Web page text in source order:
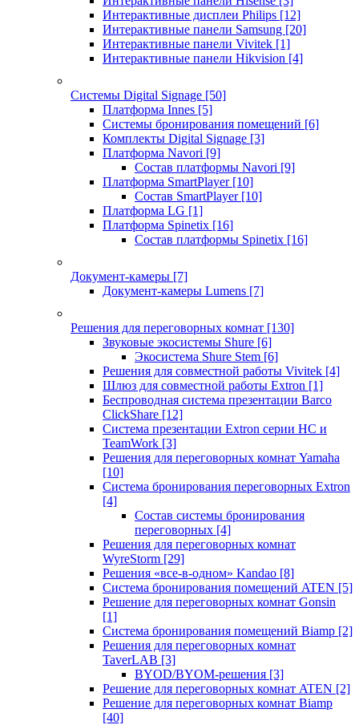
Интерактивные дисплеи Philips [12]
Интерактивные панели Samsung [20]
Интерактивные панели Vivitek [1]
Интерактивные панели Hikvision [4]
Системы Digital Signage [50]
Платформа Innes [5]
Системы бронирования помещений [6]
Комплекты Digital Signage [3]
Платформа Navori [9]
Состав платформы Navori [9]
Платформа SmartPlayer [10]
Состав SmartPlayer [10]
Платформа LG [1]
Платформа Spinetix [16]
Состав платформы Spinetix [16]
Документ-камеры [7]
Документ-камеры Lumens [7]
Решения для переговорных комнат [130]
Звуковые экосистемы Shure [6]
Экосистема Shure Stem [6]
Решения для совместной работы Vivitek [4]
Шлюз для совместной работы Extron [1]
Беспроводная система презентации Barco
ClickShare [12]
Система презентации Extron серии HC и
TeamWork [3]
Решения для переговорных комнат Yamaha
[10]
Система бронирования переговорных Extron
[4]
Состав системы бронирования
переговорных [4]
Решения для переговорных комнат
WyreStorm [29]
Решения «все-в-одном» Kandao [8]
Система бронирования помещений ATEN [5]
Решение для переговорных комнат Gonsin
[1]
Система бронирования помещений Biamp [2]
Решения для переговорных комнат
TaverLAB [3]
BYOD/BYOM-решения [3]
Решение для переговорных комнат ATEN [2]
Решение для переговорных комнат Biamp
[40]